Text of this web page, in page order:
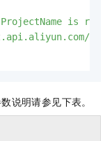
ProjectName is
说明请参见下表。